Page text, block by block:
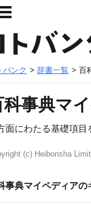
バンク > 辞書一覧 > 百
科事典マ
面にわたる基礎項目
(c) Heibonsha
事典マイペディアの